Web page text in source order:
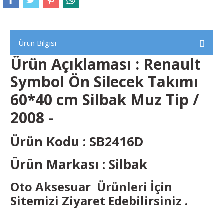
Ürün Bilgisi
Ürün Açıklaması : Renault
Symbol Ön Silecek Takımı
60*40 cm Silbak Muz Tip /
2008 -
Ürün Kodu : SB2416D
Ürün Markası : Silbak
Oto Aksesuar Ürünleri İçin
Sitemizi Ziyaret Edebilirsiniz .